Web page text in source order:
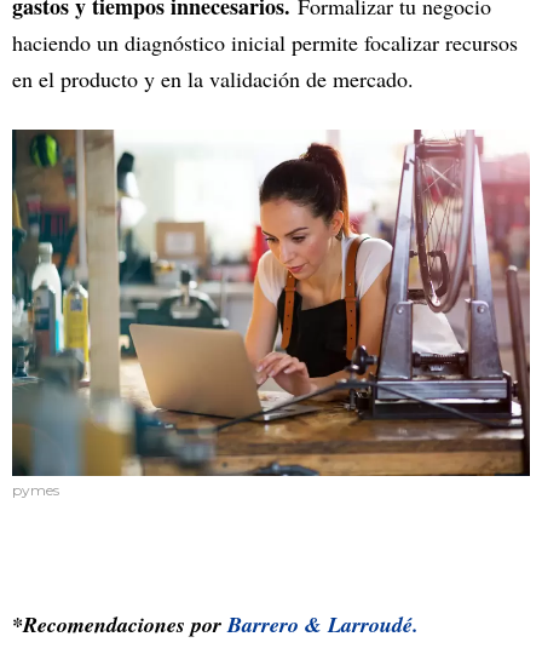
gastos y tiempos innecesarios. Formalizar tu negocio
haciendo un diagnóstico inicial permite focalizar recursos
en el producto y en la validación de mercado.
pymes
*Recomendaciones porBarrero & Larroudé.